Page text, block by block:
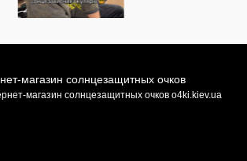
магазин солнцезащитных очков o4ki.kiev.ua